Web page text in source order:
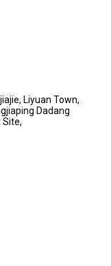
Liyuan Town,
Dadang